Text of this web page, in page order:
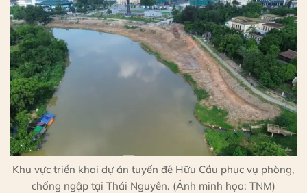
Khu vực triển khai dự án tuyến đê Hữu Cầu phục vụ phòng,
chống ngập tại Thái Nguyên. (Ảnh minh họa: TNM)